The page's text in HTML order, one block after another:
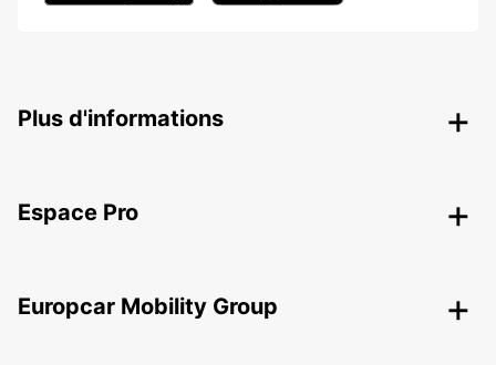
Plus d'informations
Espace Pro
Europcar Mobility Group